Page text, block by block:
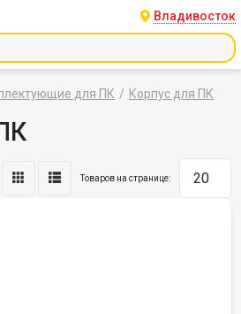
Владивосток
для ПК Корпус для ПК
Товаров на странице: